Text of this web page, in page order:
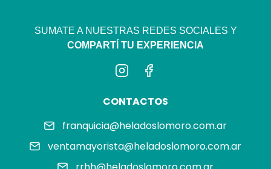
SUMATE A NUESTRAS REDES SOCIALES Y
COMPARTÍ TU EXPERIENCIA
CONTACTOS
franquicia@heladoslomoro.com.ar
ventamayorista@heladoslomoro.com.ar